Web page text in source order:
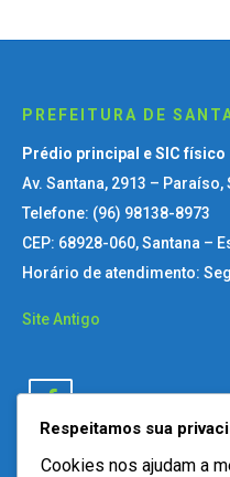
PREFEITURA DE
Prédio principal e SIC físico
Av. Santana, 2913 – Paraíso,
Telefone: (96) 98138-8973
CEP: 68928-060, Santana –
Horário de atendimento:
Site Antigo
Respeitamos sua
Cookies nos ajudam a